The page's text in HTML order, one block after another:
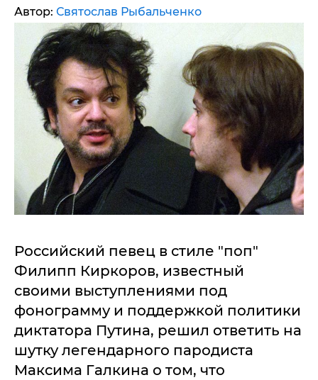
Автор: Святослав Рыбальченко
Российский певец в стиле "поп"
Филипп Киркоров, известный
своими выступлениями под
фонограмму и поддержкой политики
диктатора Путина, решил ответить на
шутку легендарного пародиста
Максима Галкина о том, что